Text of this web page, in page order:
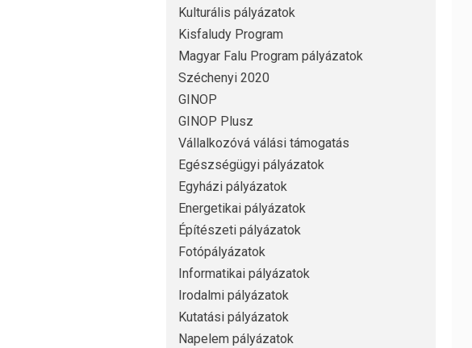
Kulturális pályázatok
Kisfaludy Program
Magyar Falu Program pályázatok
Széchenyi 2020
GINOP
GINOP Plusz
Vállalkozóvá válási támogatás
Egészségügyi pályázatok
Egyházi pályázatok
Energetikai pályázatok
Építészeti pályázatok
Fotópályázatok
Informatikai pályázatok
Irodalmi pályázatok
Kutatási pályázatok
Napelem pályázatok